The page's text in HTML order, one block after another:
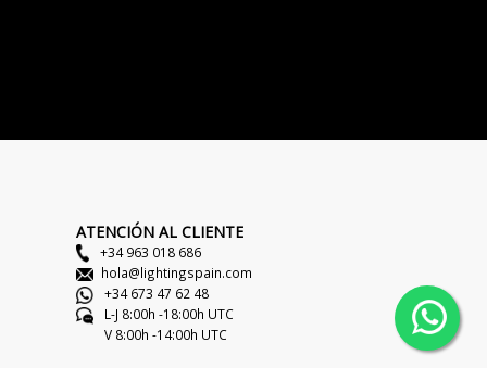
ATENCIÓN AL CLIENTE
+34 963 018 686
hola@lightingspain.com
+34 673 47 62 48
L-J 8:00h -18:00h UTC
V 8:00h -14:00h UTC